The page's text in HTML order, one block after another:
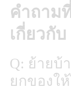
คำถาม
เกี่ยวกั
Q: ย้าย
ยกของใ